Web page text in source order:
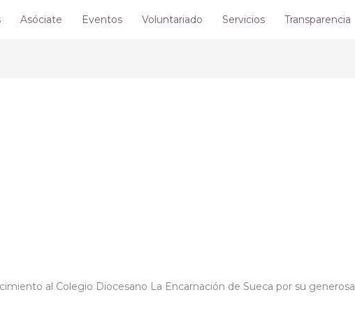
Asóciate Eventos Voluntariado Servicios Transparencia
al Colegio Diocesano La Encarnación de Sueca por su generosa